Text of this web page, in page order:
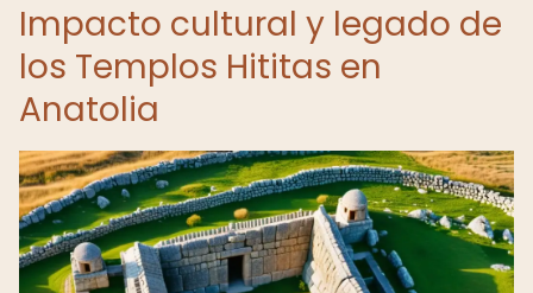
Impacto cultural y legado de
los Templos Hititas en
Anatolia